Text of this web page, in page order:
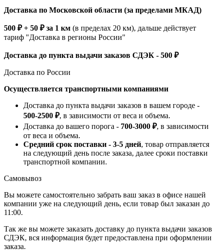
Доставка по Московской области (за пределами МКАД)
500 ₽ + 50 ₽ за 1 км (в пределах 20 км), дальше действует
тариф "Доставка в регионы России"
Доставка до пункта выдачи заказов СДЭК - 500 ₽
Доставка по России
Осуществляется транспортными компаниями
Доставка до пункта выдачи заказов в вашем городе -
500-2500 ₽, в зависимости от веса и объема.
Доставка до вашего порога - 700-3000 ₽, в зависимости
от веса и объема.
Средний срок поставки - 3-5 дней, товар отправляется
на следующий день после заказа, далее сроки поставки
транспортной компании.
Самовывоз
Вы можете самостоятельно забрать ваш заказ в офисе нашей
компании уже на следующий день, если товар был заказан до
11:00.
Так же вы можете заказать доставку до пункта выдачи заказов
СДЭК, вся информация будет предоставлена при оформлении
заказа.